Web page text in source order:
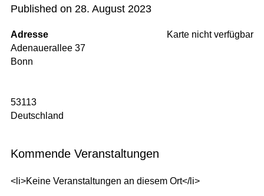
Published on 28. August 2023
Karte nicht verfügbar
Adresse
Adenauerallee 37
Bonn
53113
Deutschland
Kommende Veranstaltungen
<li>Keine Veranstaltungen an diesem Ort</li>